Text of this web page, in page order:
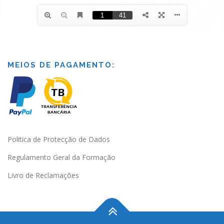
MEIOS DE PAGAMENTO:
Politica de Protecção de Dados
Regulamento Geral da Formação
Livro de Reclamações